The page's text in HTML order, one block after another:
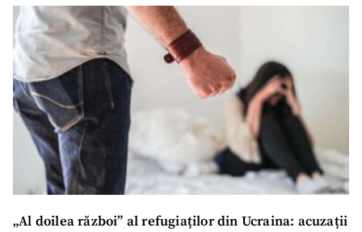
„Al doilea război” al refugiaților din Ucraina: acuzații